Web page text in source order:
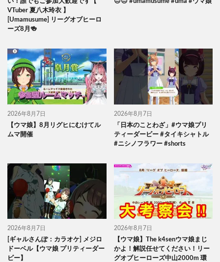
い！誰でもご参加大歓迎です【
VTuber 夏八木玲衣 】
[Umamusume] リーグオブヒーロ
ーズ8月🍻
😐😐 #umamusume #uma #ウマ娘
2026年8月7日
【ウマ娘】8月リグヒにむけてル
ムマ開催
2026年8月7日
「日本のことわざ」#ウマ娘プリ
ティーダービー #タイキシャトル
#ニシノフラワー #shorts
2026年8月7日
[ギャルさんぽ：カラオケ] メジロ
ドーベル【ウマ娘 プリティーダー
ビー】
2026年8月7日
【ウマ娘】The k4senウマ娘まじ
かよ！解説任せてください！リー
グオブヒーローズ中山2000m 環